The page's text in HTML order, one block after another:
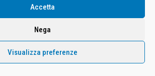
Accetta
Nega
Visualizza preferenze